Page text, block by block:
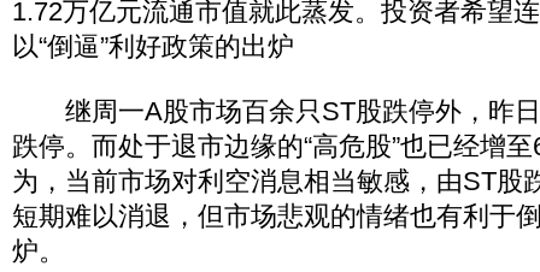
1.72万亿元流通市值就此蒸发。投资者希望
以“倒逼”利好政策的出炉
继周一A股市场百余只ST股跌停外，昨日
跌停。而处于退市边缘的“高危股”也已经增
为，当前市场对利空消息相当敏感，由ST股
短期难以消退，但市场悲观的情绪也有利于
炉。